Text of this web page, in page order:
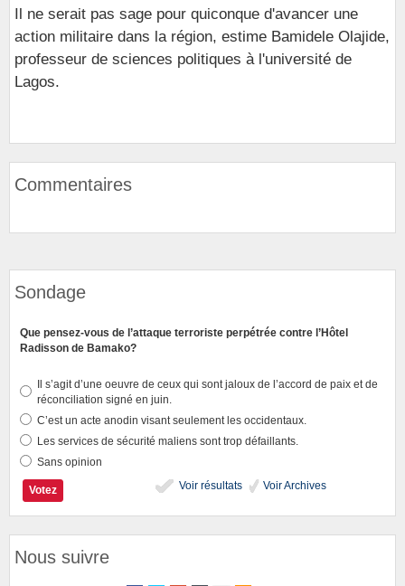
Il ne serait pas sage pour quiconque d'avancer une
action militaire dans la région, estime Bamidele Olajide,
professeur de sciences politiques à l'université de
Lagos.
Commentaires
Sondage
Que pensez-vous de l’attaque terroriste perpétrée contre l’Hôtel
Radisson de Bamako?
Il s’agit d’une oeuvre de ceux qui sont jaloux de l’accord de paix et de
réconciliation signé en juin.
C’est un acte anodin visant seulement les occidentaux.
Les services de sécurité maliens sont trop défaillants.
Sans opinion
Voir résultats
Voir Archives
Nous suivre